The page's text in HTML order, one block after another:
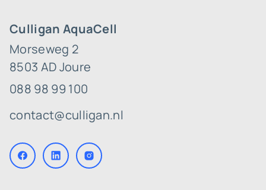
Culligan AquaCell
Morseweg 2
8503 AD Joure
088 98 99 100
contact@culligan.nl